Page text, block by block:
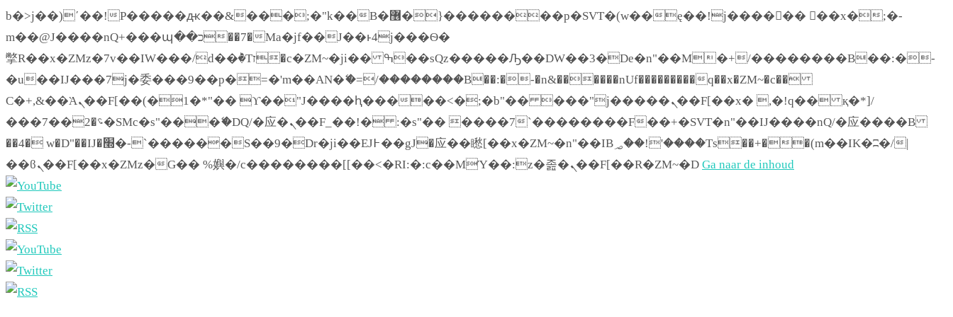
b�>j��)΄��!P�����ԫ��&���;�"k��B�޶�}��������p�SVT�(w��ę��!j������ ��x�;�-
m��@J����nQ+���պ��כ��7�Ma�jf��J��ͱ4j���Ѳ�
撆R��x�ZMz�7v��IW���/d��ٞ�Тז�c�ZM~�ji�� ߒ��sQz�����Ԡ��DW��3�De�n"��M�+/��������B��:�-
�u��IJ���7j�委���9��p�=�'m��AN�ޭ�=/��������B��:�-�n&������nUf���������q��x�ZM~�c��
Ϲ�+,&��Ὰܢ��F[��(�1�*"�� ϒ��"J����ԧ�����<�;�b"�� ���"j�����ܢ��F[��x� ,�!q�� қ�*]/
���؝�2��7�SMc�s"���ޭ�DQ/�应�ܢ��F_��!� :�s"�� ����7`��������F��+�SVT�n"��IJ����nQ/�应����B
��4� w�D"��IJ�׭�-`������S��9�Dr�ji��EJ߅��gJ�应��矁[��x�ZM~�n"��IB؃��!'����Тѕ��+��(m��IK�ʭ�/|
��ϐܢ��F[��x�ZMz�G�� %嬩�/c��������[[��<�RI:�:c��MΎ��:z�졾�ܢ��F[��R�ZM~�D Ga naar de inhoud